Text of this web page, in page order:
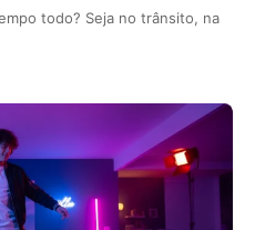
todo? Seja no trânsito, na